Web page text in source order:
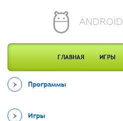
ANDROID
ГЛАВНАЯ ИГРЫ
Программы
Игры